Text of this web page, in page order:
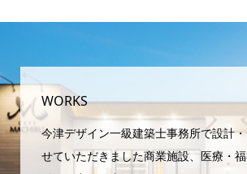
WORKS
今津デザイン一級建築士事務所で設計
せていただきました商業施設、医療・